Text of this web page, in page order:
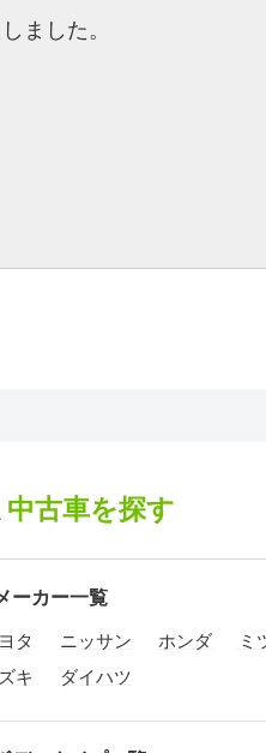
ました。
中古車を探す
ーカー一覧
タ ニッサン ホンダ ミ
キ
ダイハツ